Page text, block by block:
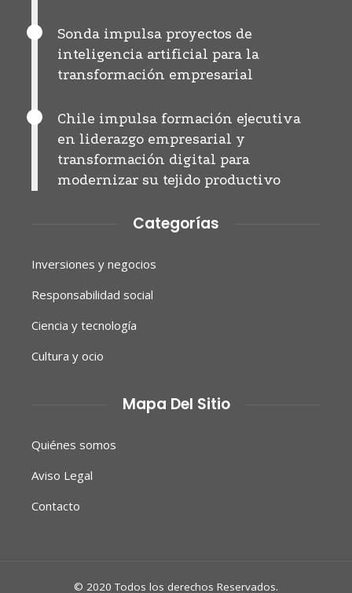
Sonda impulsa proyectos de
inteligencia artificial para la
transformación empresarial
Chile impulsa formación ejecutiva
en liderazgo empresarial y
transformación digital para
modernizar su tejido productivo
Categorías
Inversiones y negocios
Responsabilidad social
Ciencia y tecnología
Cultura y ocio
Mapa Del Sitio
Quiénes somos
Aviso Legal
Contacto
© 2020 Todos los derechos Reservados.